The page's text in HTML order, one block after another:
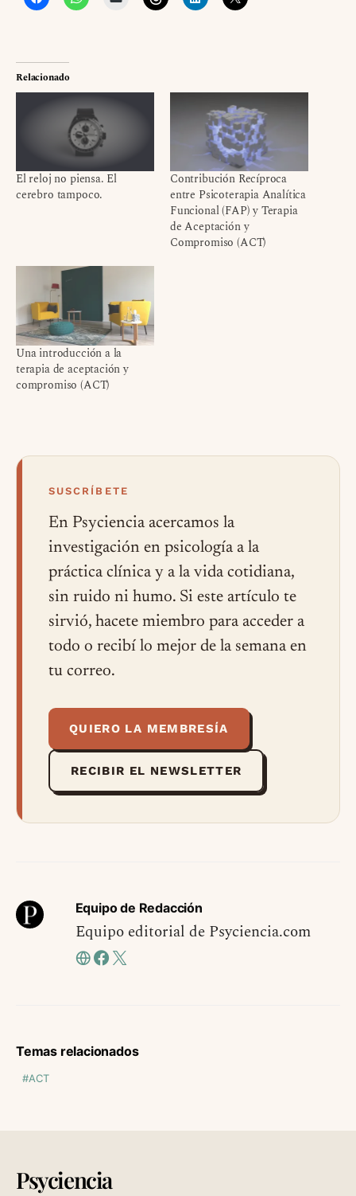
Relacionado
El reloj no piensa. El
cerebro tampoco.
Contribución Recíproca
entre Psicoterapia Analítica
Funcional (FAP) y Terapia
de Aceptación y
Compromiso (ACT)
Una introducción a la
terapia de aceptación y
compromiso (ACT)
SUSCRÍBETE
En Psyciencia acercamos la
investigación en psicología a la
práctica clínica y a la vida cotidiana,
sin ruido ni humo. Si este artículo te
sirvió, hacete miembro para acceder a
todo o recibí lo mejor de la semana en
tu correo.
QUIERO LA MEMBRESÍA
RECIBIR EL NEWSLETTER
Equipo de Redacción
Equipo editorial de Psyciencia.com
Temas relacionados
ACT
Psyciencia